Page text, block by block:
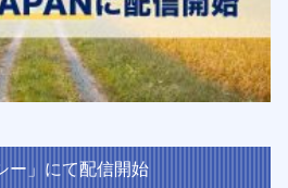
ー」にて配信開始